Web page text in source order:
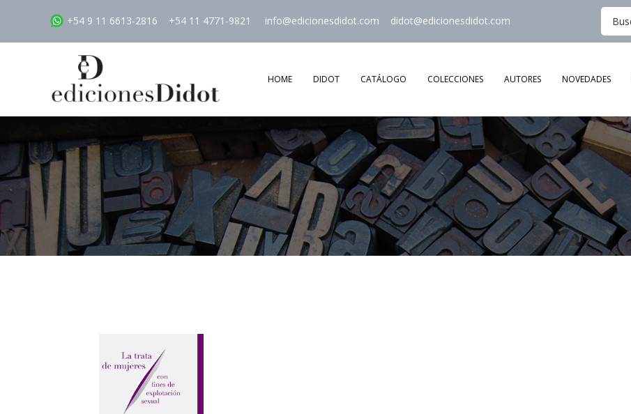
+54 9 11 6613-2816 +54 11 4771-9821 info@edicionesdidot.com didot@edicionesdidot.com
HOME DIDOT CATÁLOGO COLECCIONES AUTORES NOVEDADES